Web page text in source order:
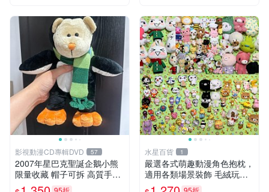
影視動漫CD專輯DVD 57
2007年星巴克聖誕企鵝小熊
限量收藏 帽子可拆 高質手感
超愛 聖誕限定 星巴克企鵝 小
水星百貨 1
嚴選各式萌趣動漫角色抱枕，
適用各類場景裝飾 毛絨玩
具、卡通抱枕、趣味玩偶